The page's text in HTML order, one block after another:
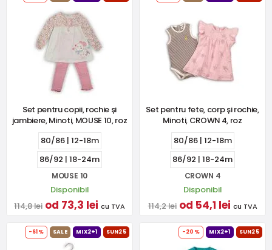
Set pentru copii, rochie și
jambiere, Minoti, MOUSE 10, roz
80/86 | 12-18m
86/92 | 18-24m
MOUSE 10
Disponibil
114,8 lei od 73,3 lei cu TVA
Set pentru fete, corp și rochie,
Minoti, CROWN 4, roz
80/86 | 12-18m
86/92 | 18-24m
CROWN 4
Disponibil
114,2 lei od 54,1 lei cu TVA
-61% SALE MIX2+1 SUN25 -20% MIX2+1 SUN25